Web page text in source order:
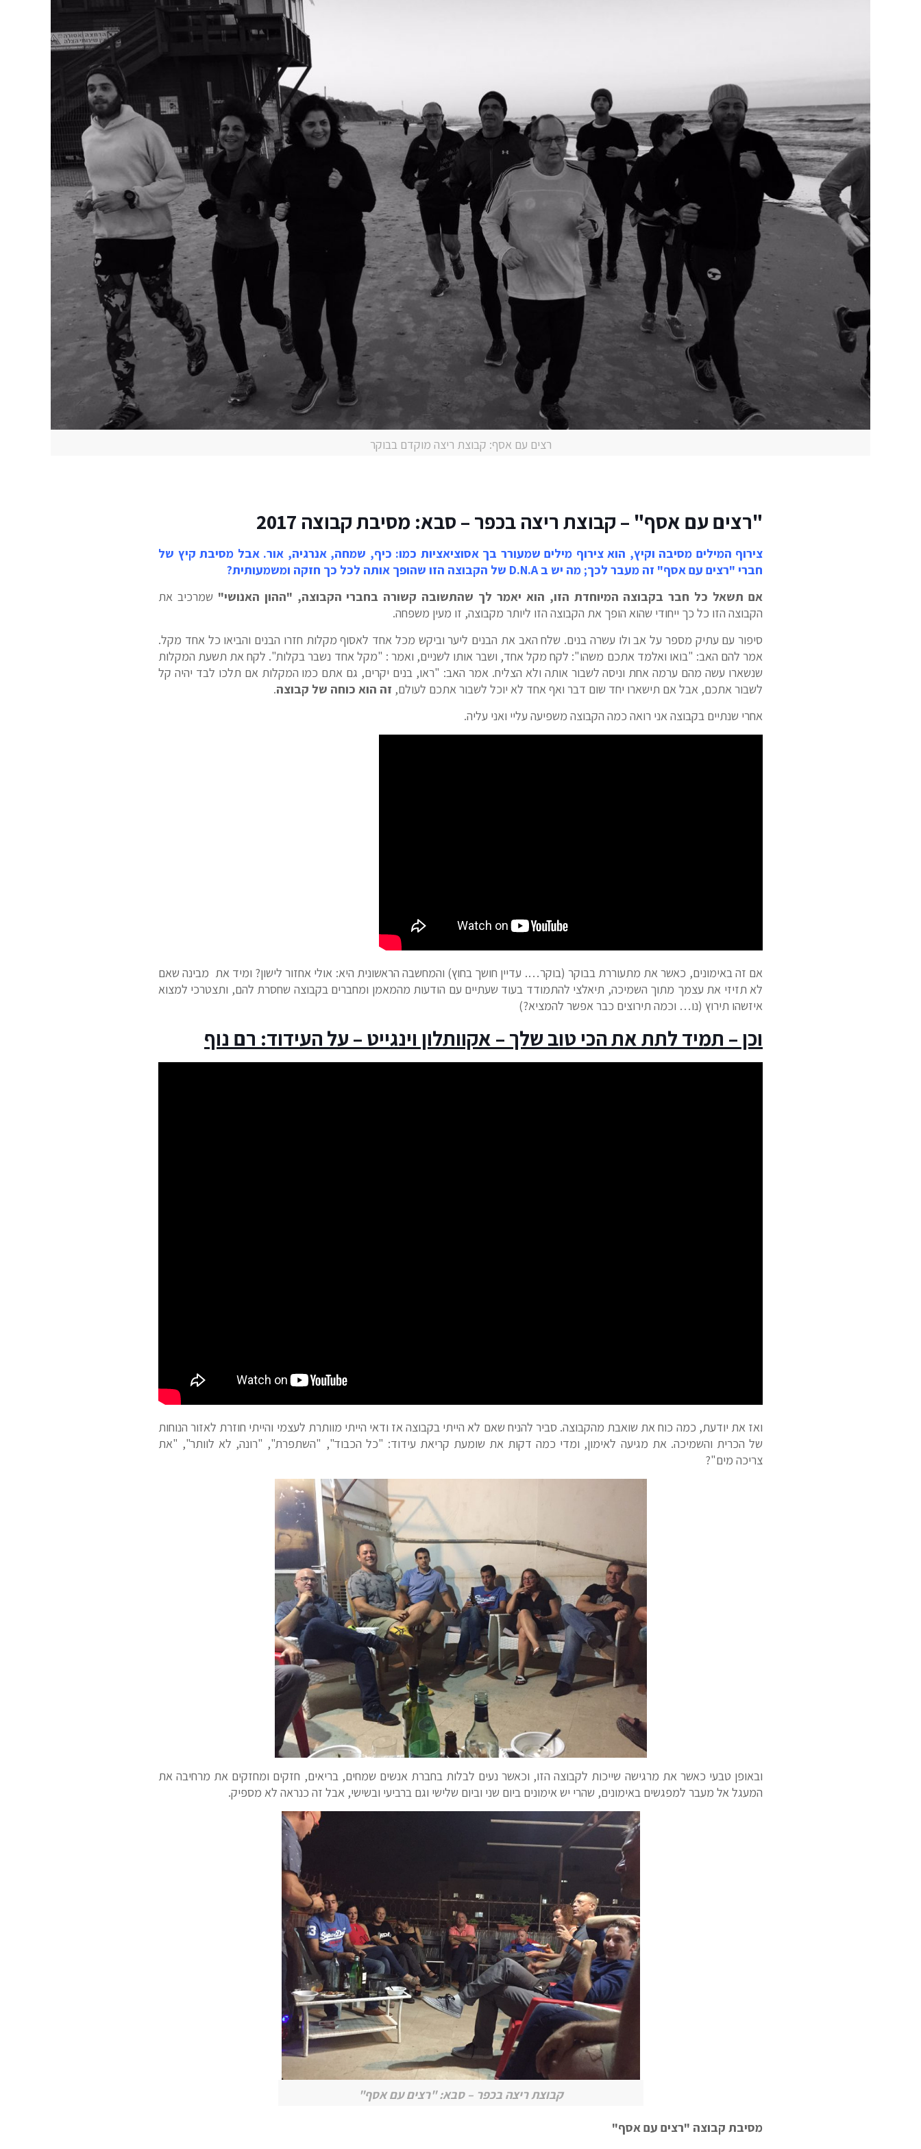
רצים עם אסף: קבוצת ריצה מוקדם בבוקר
"רצים עם אסף" – קבוצת ריצה בכפר – סבא: מסיבת קבוצה 2017
צירוף המילים מסיבה וקיץ, הוא צירוף מילים שמעורר בך אסוציאציות כמו: כיף, שמחה, אנרגיה, אור. אבל מסיבת קיץ של
חברי "רצים עם אסף" זה מעבר לכך; מה יש ב D.N.A של הקבוצה הזו שהופך אותה לכל כך חזקה ומשמעותית?
אם תשאל כל חבר בקבוצה המיוחדת הזו, הוא יאמר לך שהתשובה קשורה בחברי הקבוצה, "ההון האנושי" שמרכיב את
הקבוצה הזו כל כך ייחודי שהוא הופך את הקבוצה הזו ליותר מקבוצה, זו מעין משפחה.
סיפור עם עתיק מספר על אב ולו עשרה בנים. שלח האב את הבנים ליער וביקש מכל אחד לאסוף מקלות חזרו הבנים והביאו כל אחד מקל.
אמר להם האב: "בואו ואלמד אתכם משהו": לקח מקל אחד, ושבר אותו לשניים, ואמר : "מקל אחד נשבר בקלות". לקח את תשעת המקלות
שנשארו עשה מהם ערמה אחת וניסה לשבור אותה ולא הצליח. אמר האב: "ראו, בנים יקרים, גם אתם כמו המקלות אם תלכו לבד יהיה קל
לשבור אתכם, אבל אם תישארו יחד שום דבר ואף אחד לא יוכל לשבור אתכם לעולם, זה הוא כוחה של קבוצה.
אחרי שנתיים בקבוצה אני רואה כמה הקבוצה משפיעה עליי ואני עליה.
אם זה באימונים, כאשר את מתעוררת בבוקר (בוקר…. עדיין חושך בחוץ) והמחשבה הראשונית היא: אולי אחזור לישון? ומיד את מבינה שאם
לא תזיזי את עצמך מתוך השמיכה, תיאלצי להתמודד בעוד שעתיים עם הודעות מהמאמן ומחברים בקבוצה שחסרת להם, ותצטרכי למצוא
איזשהו תירוץ (נו… וכמה תירוצים כבר אפשר להמציא?)
וכן – תמיד לתת את הכי טוב שלך – אקוותלון וינגייט – על העידוד: רם נוף
ואז את יודעת, כמה כוח את שואבת מהקבוצה. סביר להניח שאם לא הייתי בקבוצה אז ודאי הייתי מוותרת לעצמי והייתי חוזרת לאזור הנוחות
של הכרית והשמיכה. את מגיעה לאימון, ומדי כמה דקות את שומעת קריאת עידוד: "כל הכבוד", "השתפרת", "רונה, לא לוותר", "את
צריכה מים"?
ובאופן טבעי כאשר את מרגישה שייכות לקבוצה הזו, וכאשר נעים לבלות בחברת אנשים שמחים, בריאים, חזקים ומחזקים את מרחיבה את
המעגל אל מעבר למפגשים באימונים, שהרי יש אימונים ביום שני וביום שלישי וגם ברביעי ובשישי, אבל זה כנראה לא מספיק.
קבוצת ריצה בכפר – סבא: "רצים עם אסף"
מסיבת קבוצה "רצים עם אסף"